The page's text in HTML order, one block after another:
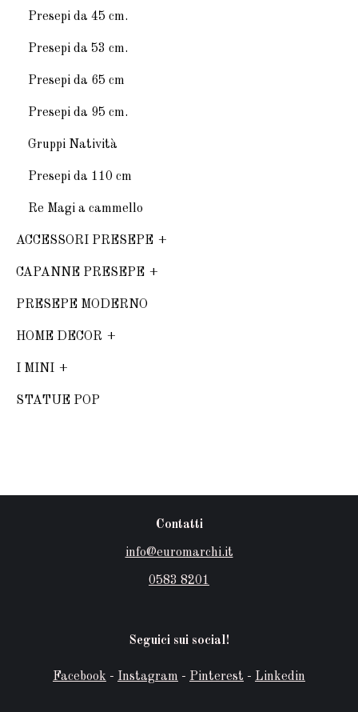
Presepi da 45 cm.
Presepi da 53 cm.
Presepi da 65 cm
Presepi da 95 cm.
Gruppi Natività
Presepi da 110 cm
Re Magi a cammello
ACCESSORI PRESEPE
CAPANNE PRESEPE
PRESEPE MODERNO
HOME DECOR
I MINI
STATUE POP
Contatti
info@euromarchi.it
0583 8201
Seguici sui social!
Facebook - Instagram - Pinterest - Linkedin